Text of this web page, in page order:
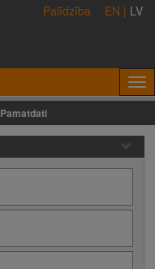
Palīdzība EN | LV
Pamatdati